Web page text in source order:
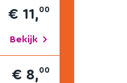
€ 11,00
Bekijk
€ 8,00